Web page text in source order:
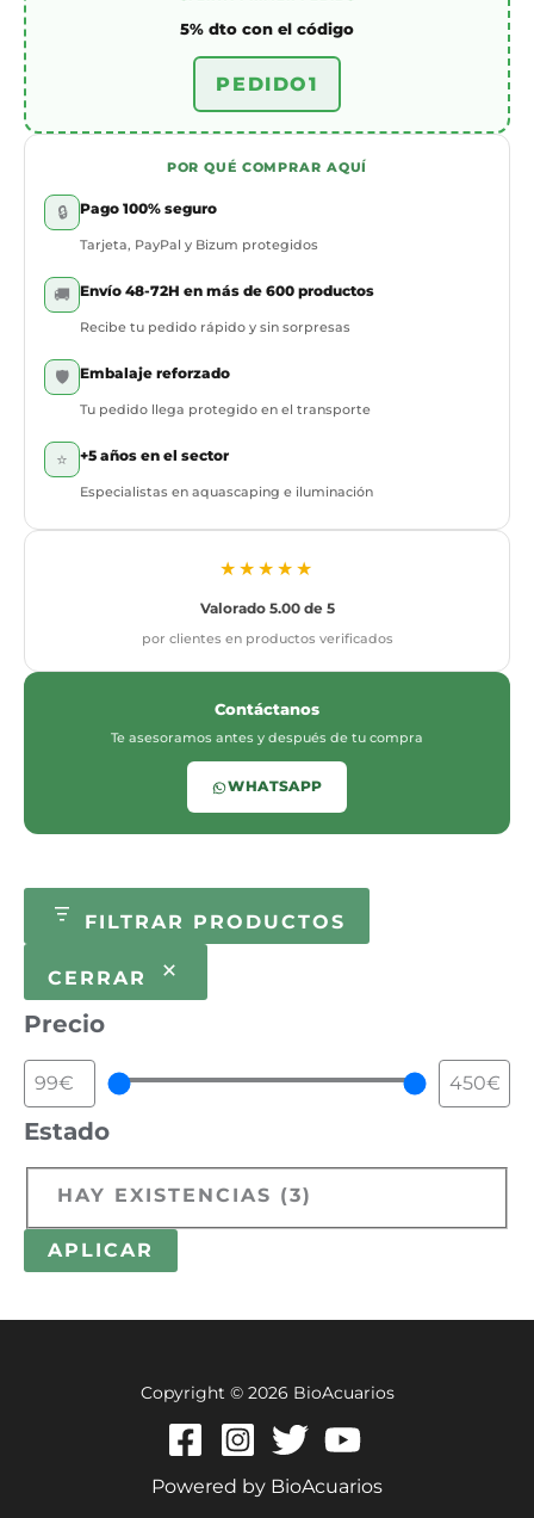
5% dto con el código
PEDIDO1
POR QUÉ COMPRAR AQUÍ
🔒 Pago 100% seguro
Tarjeta, PayPal y Bizum protegidos
🚚 Envío 48-72H en más de 600 productos
Recibe tu pedido rápido y sin sorpresas
🛡️ Embalaje reforzado
Tu pedido llega protegido en el transporte
⭐ +5 años en el sector
Especialistas en aquascaping e iluminación
★★★★★
Valorado 5.00 de 5
por clientes en productos verificados
Contáctanos
Te asesoramos antes y después de tu compra
WHATSAPP
FILTRAR PRODUCTOS
CERRAR
Precio
Estado
HAY EXISTENCIAS (3
APLICAR
Copyright © 2026 BioAcuarios
Powered by BioAcuarios